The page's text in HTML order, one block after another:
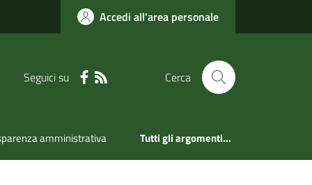
Accedi all'area personale
Seguici su Cerca
amministrativa Tutti gli argomenti...